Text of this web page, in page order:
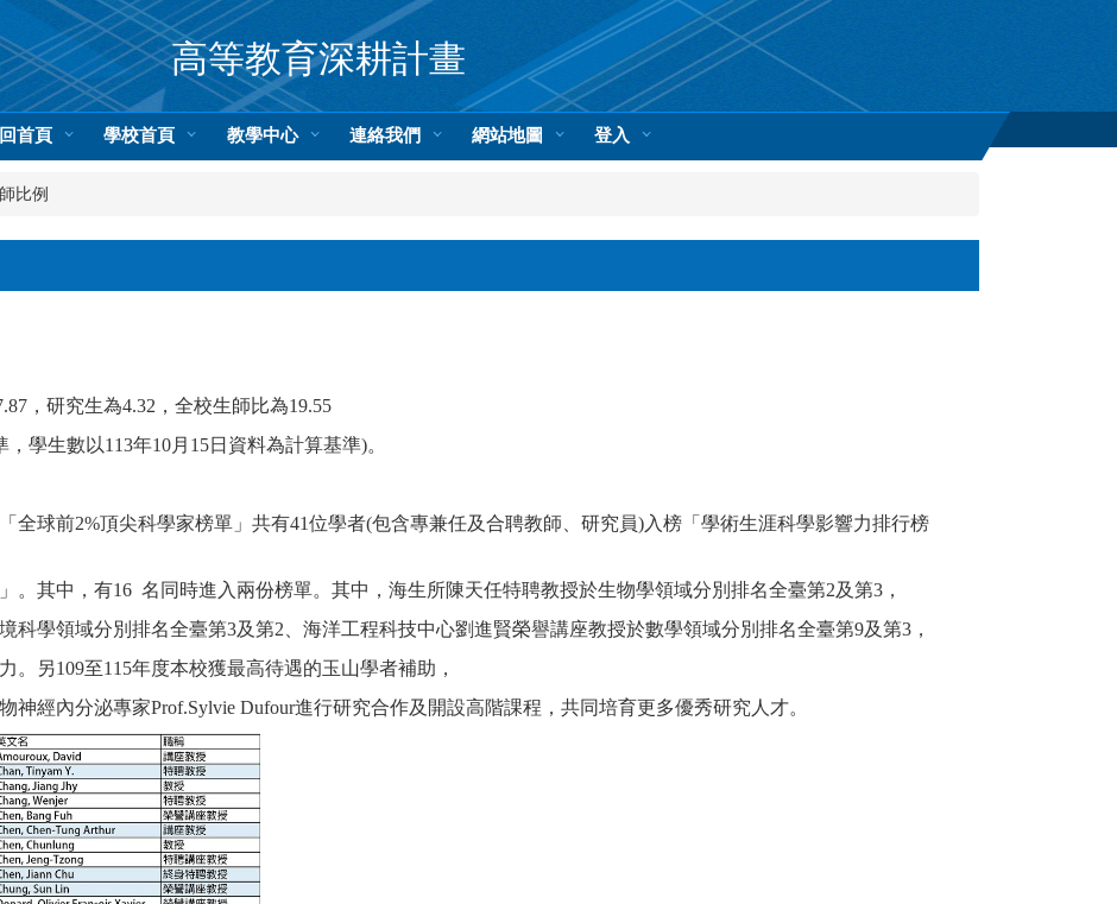
高等教育深耕計畫
回首頁 學校首頁 教學中心 連絡我們 網站地圖 登入
比例
，研究生為4.32，全校生師比為19.55
學生數以113年10月15日資料為計算基準)。
全球前2%頂尖科學家榜單」共有41位學者(包含專兼任及合聘教師、研究員)入榜「學術生涯科學影響力排行榜
。其中，有16 名同時進入兩份榜單。其中，海生所陳天任特聘教授於生物學領域分別排名全臺第2及第3，
科學領域分別排名全臺第3及第2、海洋工程科技中心劉進賢榮譽講座教授於數學領域分別排名全臺第9及第3，
。另109至115年度本校獲最高待遇的玉山學者補助，
神經內分泌專家Prof.Sylvie Dufour進行研究合作及開設高階課程，共同培育更多優秀研究人才。